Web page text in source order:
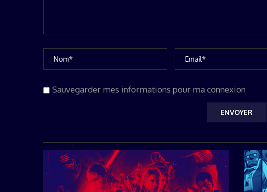
Sauvegarder mes informations pour ma connexion